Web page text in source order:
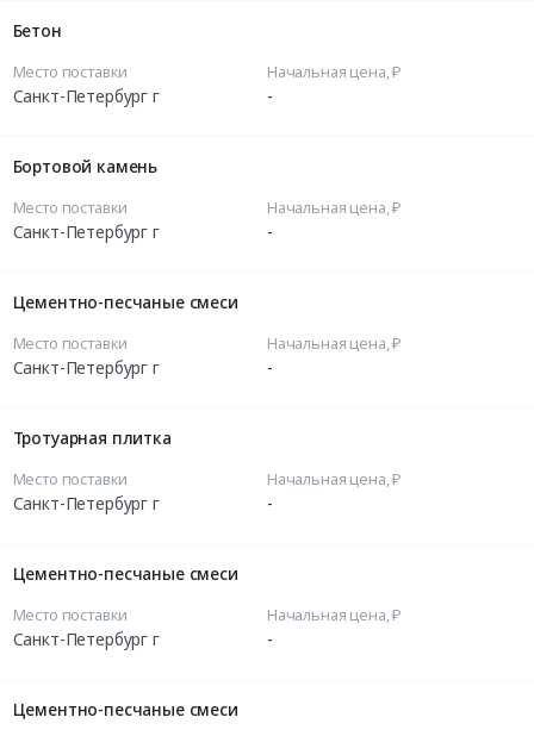
Бетон
Место поставки
Санкт-Петербург г
Начальная цена, ₽
-
Бортовой камень
Место поставки
Санкт-Петербург г
Начальная цена, ₽
-
Цементно-песчаные смеси
Место поставки
Санкт-Петербург г
Начальная цена, ₽
-
Тротуарная плитка
Место поставки
Санкт-Петербург г
Начальная цена, ₽
-
Цементно-песчаные смеси
Место поставки
Санкт-Петербург г
Начальная цена, ₽
-
Цементно-песчаные смеси